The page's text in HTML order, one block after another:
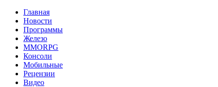
Главная
Новости
Программы
Железо
MMORPG
Консоли
Мобильные
Рецензии
Видео